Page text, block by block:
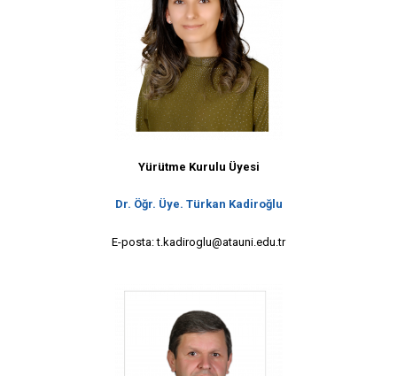
Yürütme Kurulu Üyesi
Dr. Öğr. Üye. Türkan Kadiroğlu
E-posta: t.kadiroglu@atauni.edu.tr